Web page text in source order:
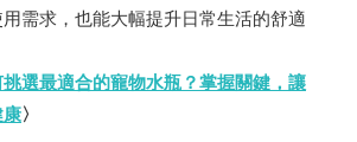
需求，也能大幅提升日常生活的舒適
選最適合的寵物水瓶？掌握關鍵，讓
〉